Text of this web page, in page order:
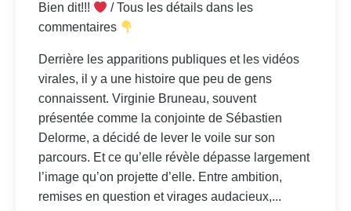
Bien dit!!!
/ Tous les détails dans les
commentaires
Derrière les apparitions publiques et les vidéos
virales, il y a une histoire que peu de gens
connaissent. Virginie Bruneau, souvent
présentée comme la conjointe de Sébastien
Delorme, a décidé de lever le voile sur son
parcours. Et ce qu’elle révèle dépasse largement
l’image qu’on projette d’elle. Entre ambition,
remises en question et virages audacieux,...